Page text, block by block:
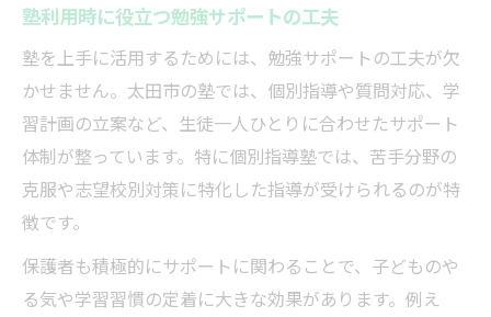
塾利用時に役立つ勉強サポートの工夫
塾を上手に活用するためには、勉強サポートの工夫が欠
かせません。太田市の塾では、個別指導や質問対応、学
習計画の立案など、生徒一人ひとりに合わせたサポート
体制が整っています。特に個別指導塾では、苦手分野の
克服や志望校別対策に特化した指導が受けられるのが特
徴です。
保護者も積極的にサポートに関わることで、子どものや
る気や学習習慣の定着に大きな効果があります。例え